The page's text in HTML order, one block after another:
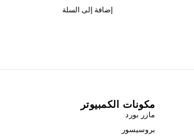
إضافة إلى السلة
مكونات الكمبيوتر
مازر بورد
بروسيسور